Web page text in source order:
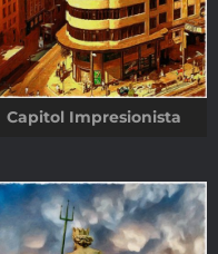
Capitol Impresionista